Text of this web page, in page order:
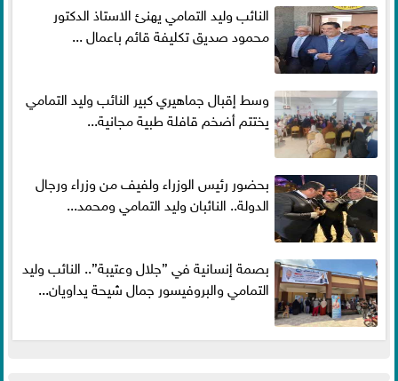
النائب وليد التمامي يهنئ الاستاذ الدكتور
محمود صديق تكليفة قائم باعمال ...
وسط إقبال جماهيري كبير النائب وليد التمامي
يختتم أضخم قافلة طبية مجانية...
بحضور رئيس الوزراء ولفيف من وزراء ورجال
الدولة.. النائبان وليد التمامي ومحمد...
بصمة إنسانية في ”جلال وعتيبة”.. النائب وليد
التمامي والبروفيسور جمال شيحة يداويان...